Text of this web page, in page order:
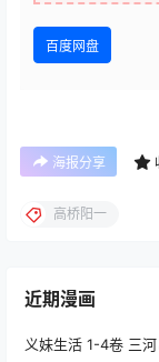
百度网盘
海报分享
高桥阳一
近期漫画
义妹生活 1-4卷 三